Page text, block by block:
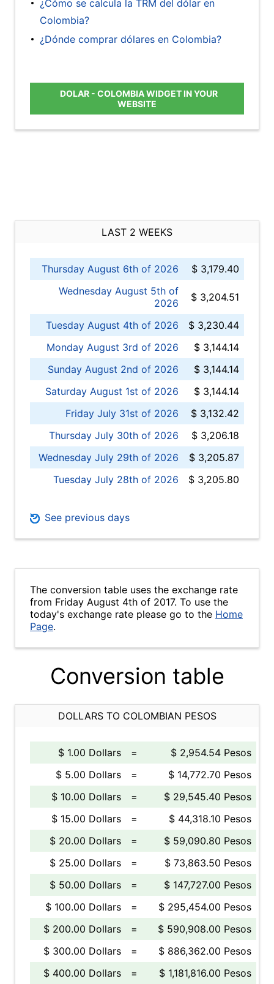
¿Cómo se calcula la TRM del dólar en
Colombia?
¿Dónde comprar dólares en Colombia?
DOLAR - COLOMBIA WIDGET IN YOUR
WEBSITE
LAST 2 WEEKS
Thursday August 6th of 2026
$ 3,179.40
Wednesday August 5th of
2026
$ 3,204.51
Tuesday August 4th of 2026
$ 3,230.44
Monday August 3rd of 2026
$ 3,144.14
Sunday August 2nd of 2026
$ 3,144.14
Saturday August 1st of 2026
$ 3,144.14
Friday July 31st of 2026
$ 3,132.42
Thursday July 30th of 2026
$ 3,206.18
Wednesday July 29th of 2026
$ 3,205.87
Tuesday July 28th of 2026
$ 3,205.80
See previous days
The conversion table uses the exchange rate
from Friday August 4th of 2017. To use the
today's exchange rate please go to the Home
Page.
Conversion table
DOLLARS TO COLOMBIAN PESOS
$ 1.00 Dollars =
$ 2,954.54 Pesos
$ 5.00 Dollars
=
$ 14,772.70 Pesos
$ 10.00 Dollars
=
$ 29,545.40 Pesos
$ 15.00 Dollars
=
$ 44,318.10 Pesos
$ 20.00 Dollars
=
$ 59,090.80 Pesos
$ 25.00 Dollars
=
$ 73,863.50 Pesos
$ 50.00 Dollars
=
$ 147,727.00 Pesos
$ 100.00 Dollars
=
$ 295,454.00 Pesos
$ 200.00 Dollars
=
$ 590,908.00 Pesos
$ 300.00 Dollars
=
$ 886,362.00 Pesos
$ 400.00 Dollars
=
$ 1,181,816.00 Pesos